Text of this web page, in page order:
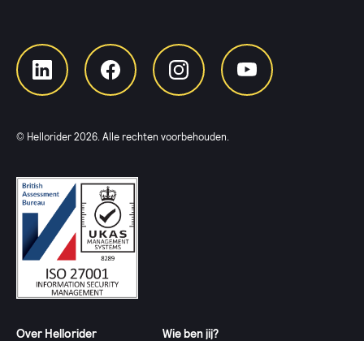
© Hellorider 2026 . Alle rechten voorbehouden.
Over Hellorider Wie ben jij?